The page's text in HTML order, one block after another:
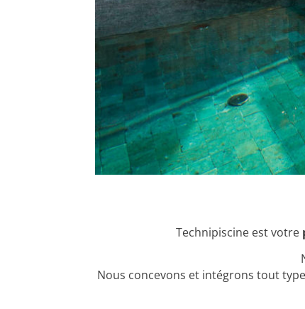
Technipiscine est votre
Nous concevons et intégrons tout